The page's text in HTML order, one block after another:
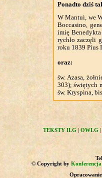
Ponadto dziś
W Mantui, we
Boccasino,
imię
rychło zaczęli
roku 1839 Pius
oraz:
św. Azasa,
303); świętych
św. Kryspina,
TEKSTY ILG| OWLG|
© Copyright by Konferencja